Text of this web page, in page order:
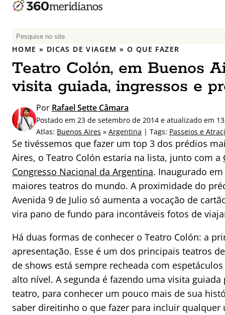
P
e
q
u
a
r
p
o
r
:
HOME » DICAS DE VIAGEM »O QUE FAZER
Teatro Colón, em Buenos
visita guiada, ingressos e
Por Rafael Sette Câmara
Postado em 23 de setembro de 2014 e atualizado em
Atlas: Buenos Aires » Argentina | Tags: Passeios e
Se tivéssemos que fazer um top 3 dos prédios
Aires, o Teatro Colón estaria na lista, junto com a
Congresso Nacional da Argentina. Inaugurado
maiores teatros do mundo. A proximidade do
Avenida 9 de Julio só aumenta a vocação de
vira pano de fundo para incontáveis fotos de
Há duas formas de conhecer o Teatro Colón: a
apresentação. Esse é um dos principais teatros
de shows está sempre recheada com
alto nível. A segunda é fazendo uma visita
teatro, para conhecer um pouco mais de sua
saber direitinho o que fazer para incluir qualquer